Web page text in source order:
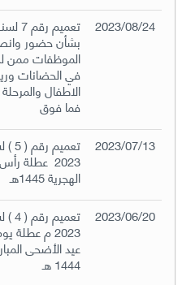
2023/08/24
بشأن حضور
الموظفات ممن
في الحضانات
الاطفال والمرحلة
فما فوق
2023/07/13
2023 عطلة
الهجرية 1445هـ
2023/06/20
2023 م عطلة
عيد الأضحى
1444 هـ